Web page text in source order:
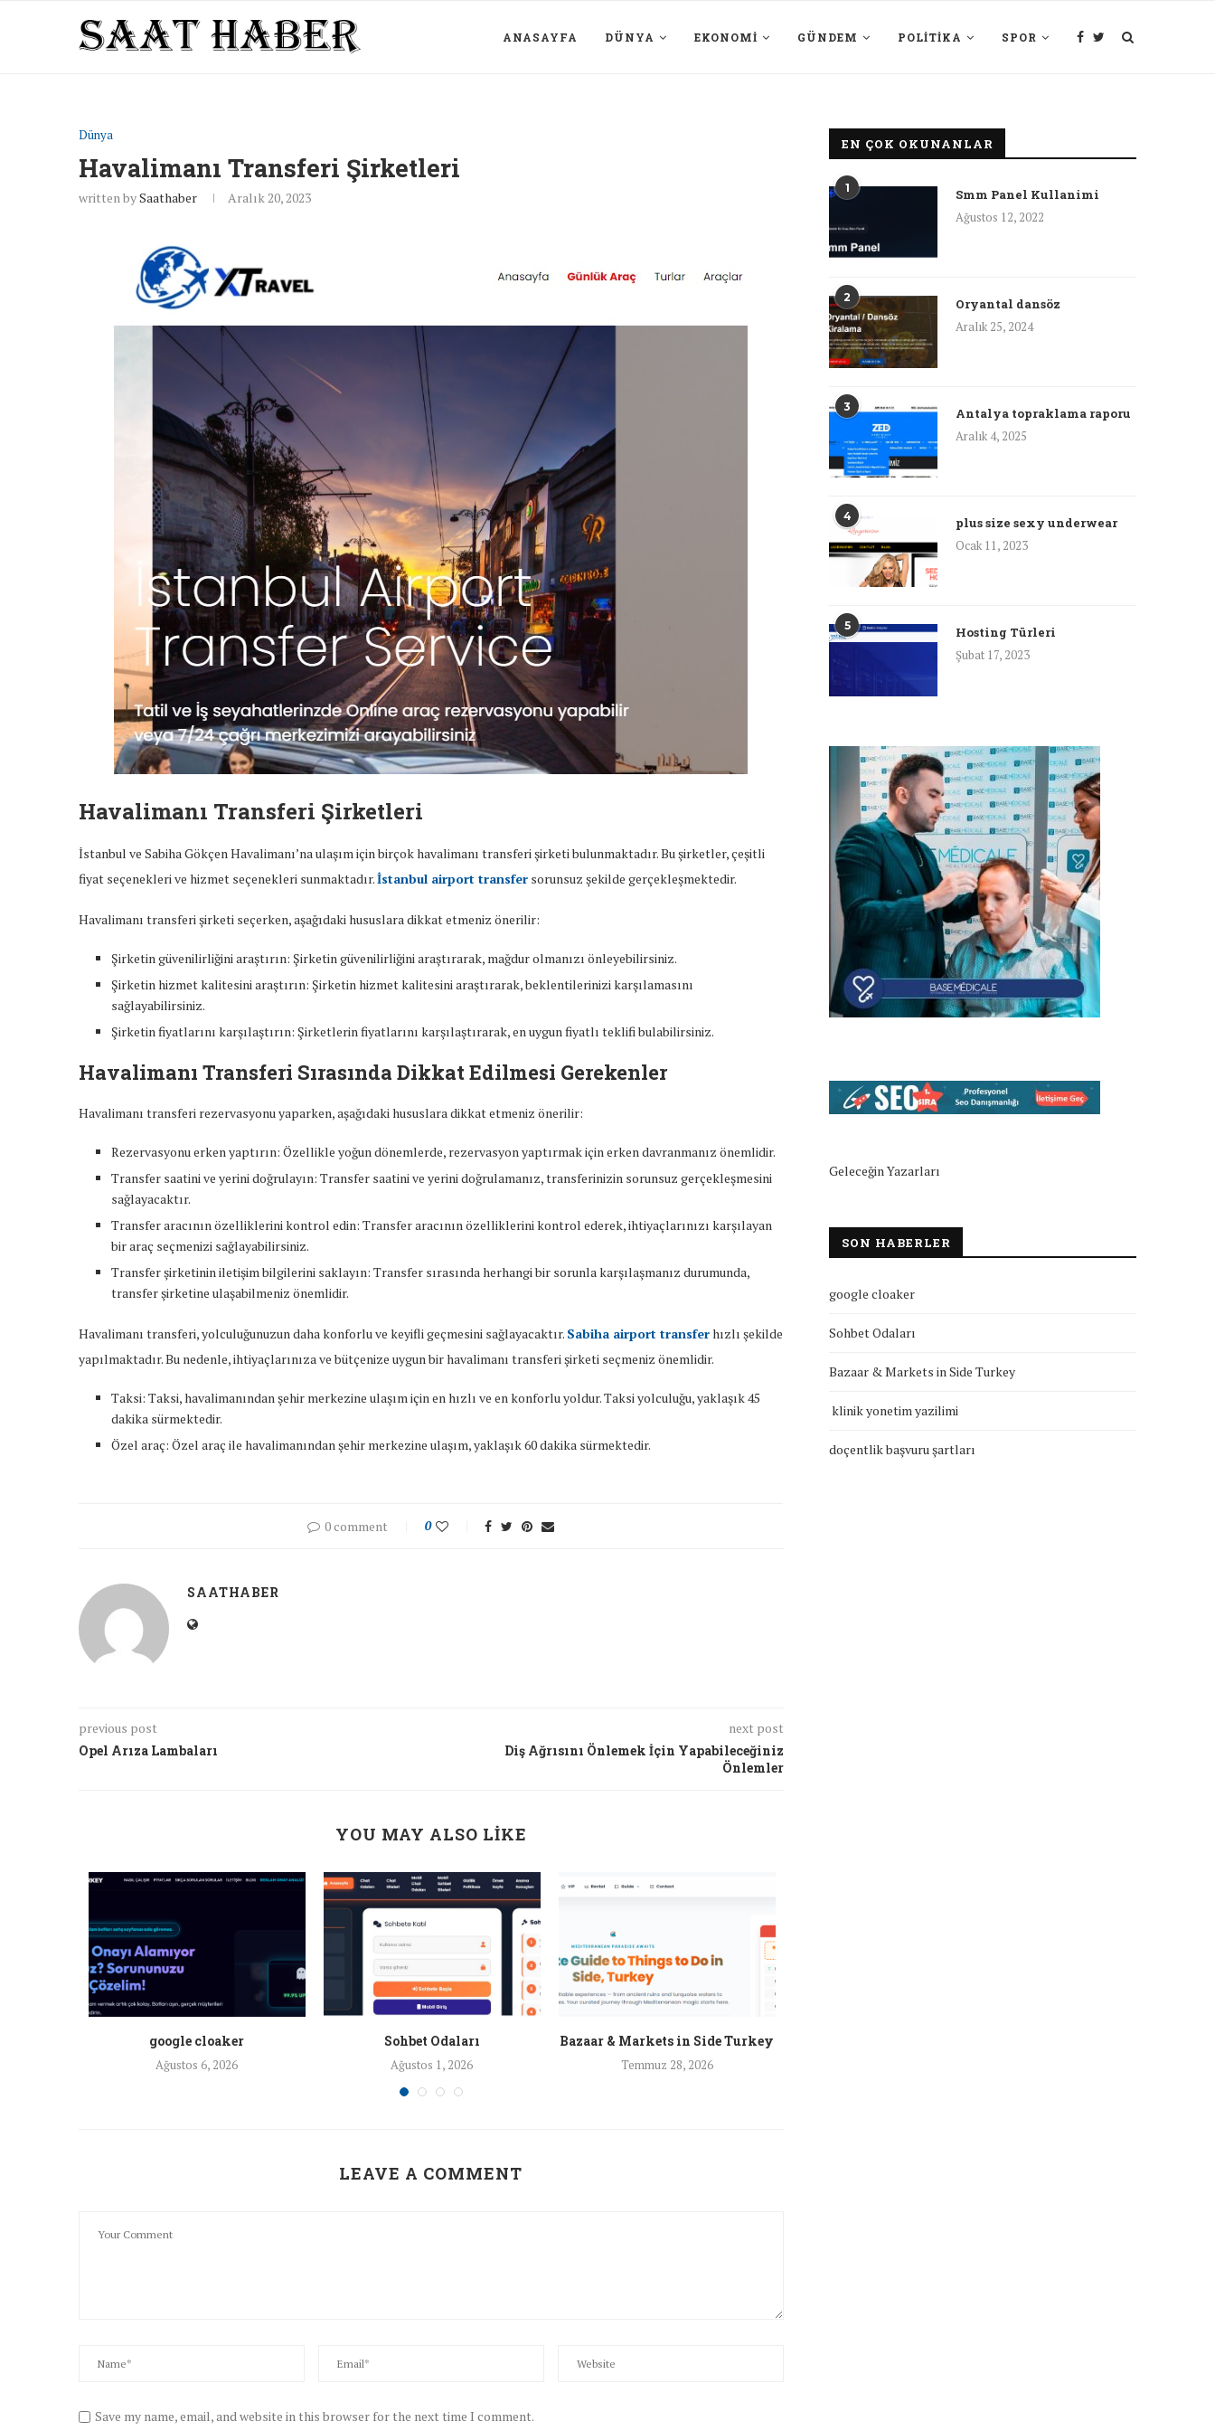
ANASAYFA DÜNYA EKONOMI GÜNDEM POLITIKA SPOR
Dünya
Havalimanı Transferi Şirketleri
written bySaathaber Aralık 20, 2023
Havalimanı Transferi Şirketleri
İstanbul ve Sabiha Gökçen Havalimanı’na ulaşım için birçok havalimanı transferi şirketi bulunmaktadır. Bu şirketler, çeşitli
fiyat seçenekleri ve hizmet seçenekleri sunmaktadır.İstanbul airport transfer sorunsuz şekilde gerçekleşmektedir.
Havalimanı transferi şirketi seçerken, aşağıdaki hususlara dikkat etmeniz önerilir:
Şirketin güvenilirliğini araştırın: Şirketin güvenilirliğini araştırarak, mağdur olmanızı önleyebilirsiniz.
Şirketin hizmet kalitesini araştırın: Şirketin hizmet kalitesini araştırarak, beklentilerinizi karşılamasını
sağlayabilirsiniz.
Şirketin fiyatlarını karşılaştırın: Şirketlerin fiyatlarını karşılaştırarak, en uygun fiyatlı teklifi bulabilirsiniz.
Havalimanı Transferi Sırasında Dikkat Edilmesi Gerekenler
Havalimanı transferi rezervasyonu yaparken, aşağıdaki hususlara dikkat etmeniz önerilir:
Rezervasyonu erken yaptırın: Özellikle yoğun dönemlerde, rezervasyon yaptırmak için erken davranmanız önemlidir.
Transfer saatini ve yerini doğrulayın: Transfer saatini ve yerini doğrulamanız, transferinizin sorunsuz gerçekleşmesini
sağlayacaktır.
Transfer aracının özelliklerini kontrol edin: Transfer aracının özelliklerini kontrol ederek, ihtiyaçlarınızı karşılayan
bir araç seçmenizi sağlayabilirsiniz.
Transfer şirketinin iletişim bilgilerini saklayın: Transfer sırasında herhangi bir sorunla karşılaşmanız durumunda,
transfer şirketine ulaşabilmeniz önemlidir.
Havalimanı transferi, yolculuğunuzun daha konforlu ve keyifli geçmesini sağlayacaktır. Sabiha airport transferhızlı şekilde
yapılmaktadır. Bu nedenle, ihtiyaçlarınıza ve bütçenize uygun bir havalimanı transferi şirketi seçmeniz önemlidir.
Taksi: Taksi, havalimanından şehir merkezine ulaşım için en hızlı ve en konforlu yoldur. Taksi yolculuğu, yaklaşık 45
dakika sürmektedir.
Özel araç: Özel araç ile havalimanından şehir merkezine ulaşım, yaklaşık 60 dakika sürmektedir.
0 comment 0
SAATHABER
previous post
Opel Arıza Lambaları
next post
Diş Ağrısını Önlemek İçin Yapabileceğiniz
Önlemler
YOU MAY ALSO LIKE
google cloaker
Ağustos 6, 2026
Sohbet Odaları
Ağustos 1, 2026
Bazaar & Markets in Side Turkey
Temmuz 28, 2026
LEAVE A COMMENT
Save my name, email, and website in this browser for the next time I comment.
EN ÇOK OKUNANLAR
1
Smm Panel Kullanimi
Ağustos 12, 2022
2
Oryantal dansöz
Aralık 25, 2024
3
Antalya topraklama raporu
Aralık 4, 2025
4
plus size sexy underwear
Ocak 11, 2023
5
Hosting Türleri
Şubat 17, 2023
Geleceğin Yazarları
SON HABERLER
google cloaker
Sohbet Odaları
Bazaar & Markets in Side Turkey
klinik yonetim yazilimi
doçentlik başvuru şartları